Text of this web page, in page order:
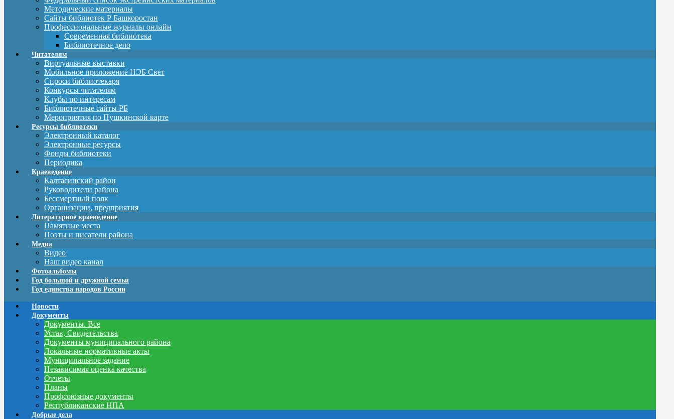
Методические материалы
Сайты библиотек Р Башкоростан
Профессиональные журналы онлайн
Современная библиотека
Библиотечное дело
Читателям
Виртуальные выставки
Мобильное приложение НЭБ Свет
Спроси библиотекаря
Конкурсы читателям
Клубы по интересам
Библиотечные сайты РБ
Мероприятия по Пушкинской карте
Ресурсы библиотеки
Электронный каталог
Электронные ресурсы
Фонды библиотеки
Периодика
Краеведение
Калтасинский район
Руководители района
Бессмертный полк
Организации, предприятия
Литературное краеведение
Памятные места
Поэты и писатели района
Медиа
Видео
Наш видео канал
Фотоальбомы
Год большой и дружной семьи
Год единства народов России
Новости
Документы
Документы. Все
Устав, Свидетельства
Документы муниципального района
Локальные нормативные акты
Муниципальное задание
Независимая оценка качества
Отчеты
Планы
Профсоюзные документы
Республиканские НПА
Добрые дела